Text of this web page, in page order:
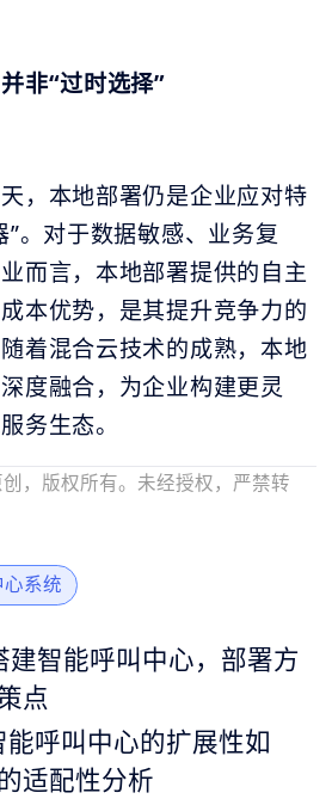
非“过时选择”
，本地部署仍是企业应对特
”。对于数据敏感、业务复
而言，本地部署提供的自主
本优势，是其提升竞争力的
着混合云技术的成熟，本地
度融合，为企业构建更灵
务生态。
，版权所有。未经授权，严禁转
系统
建智能呼叫中心，部署方
点
能呼叫中心的扩展性如
适配性分析